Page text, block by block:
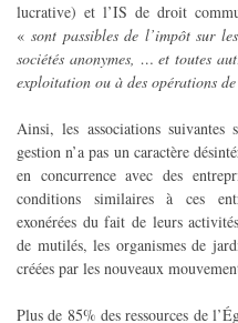
lucrative) et l’IS de droit
«sont passibles de l’impôt sur
sociétés anonymes, … et toutes
exploitation ou à des opérations
Ainsi, les associations
gestion n’a pas un caractère
en concurrence avec des
conditions similaires à ces
exonérées du fait de leurs
de mutilés, les organismes de
créées par les nouveaux
Plus de 85% des ressources de